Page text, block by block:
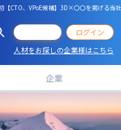
CTO、VPoE候補】3Ⅾ×〇〇を掲げる
ログイン
人材をお探しの企業様はこちら
企業